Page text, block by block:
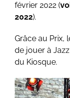
février 2022 (
2022).
Grâce au Prix,
de jouer à
du Kiosque.